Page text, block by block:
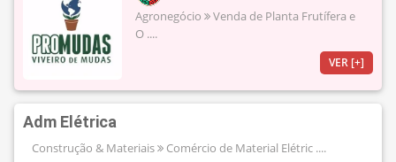
Agronegócio
Venda de Planta Frutífera e
O ....
VER [+]
Adm Elétrica
Construção & Materiais Comércio de Material Elétric ....